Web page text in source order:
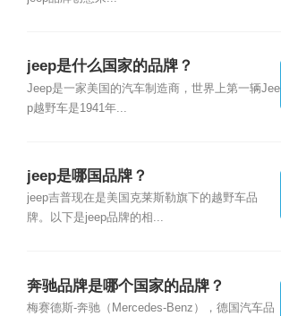
jeep是什么国家的品牌？
Jeep是一家美国的汽车制造商，世界上第一辆Jee
p越野车是1941年...
jeep是哪国品牌？
jeep吉普现在是美国克莱斯勒旗下的越野车品
牌。以下是jeep品牌的相...
奔驰品牌是哪个国家的品牌？
梅赛德斯-奔驰（Mercedes-Benz），德国汽车品